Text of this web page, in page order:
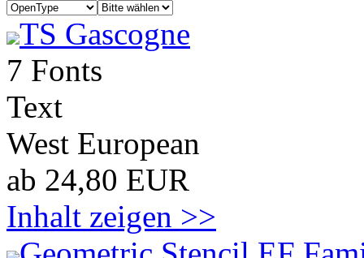
TS Gascogne
7 Fonts
Text
West European
ab 24,80 EUR
Inhalt zeigen >>